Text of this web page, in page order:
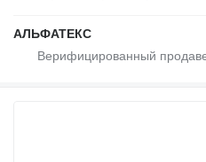
АЛЬФАТЕКС